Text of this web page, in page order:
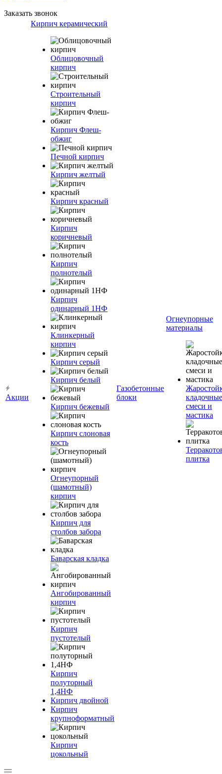
Заказать звонок
Акции
Кирпич керамический
Облицовочный
кирпич
Строительный
кирпич
Кирпич Флеш-
обжиг
Печной кирпич
Кирпич желтый
Кирпич красный
Кирпич
коричневый
Кирпич
полнотелый
Кирпич
одинарный 1НФ
Клинкерный
кирпич
Кирпич серый
Кирпич белый
Кирпич бежевый
Кирпич слоновая
кость
Огнеупорный
(шамотный)
кирпич
Кирпич для
столбов забора
Баварская кладка
Ангобированный
кирпич
Кирпич
пустотелый
Кирпич
полуторный
1,4НФ
Кирпич двойной
Кирпич
крупноформатный
Кирпич
цокольный
Газобетонные
блоки
Огнеупорные
материалы
кладочные
смеси и
мастика
плитка